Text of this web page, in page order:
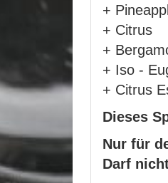
+
+ Citrus
+
+ Iso -
+ Citrus
Dieses
Nur für
Darf